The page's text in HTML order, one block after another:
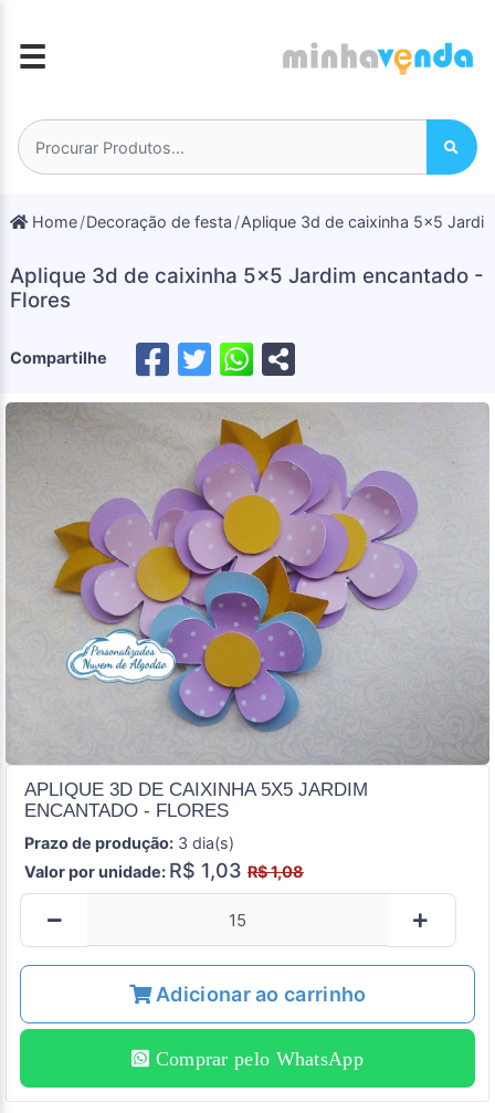
☰
Home Decoração de festa Aplique 3d de caixinha 5x5
Aplique 3d de caixinha 5x5 Jardim encantado -
Flores
Compartilhe
APLIQUE 3D DE CAIXINHA 5X5 JARDIM
ENCANTADO - FLORES
Prazo de produção: 3 dia(s)
Valor por unidade: R$ 1,03 R$ 1,08
Adicionar ao carrinho
Comprar pelo WhatsApp